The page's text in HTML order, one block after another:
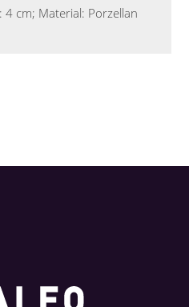
cm; Material: Porzellan